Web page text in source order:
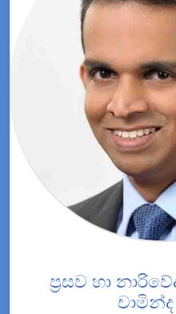
ප්‍රසව හා